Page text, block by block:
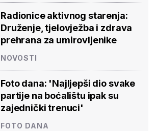
Radionice aktivnog starenja:
Druženje, tjelovježba i zdrava
prehrana za umirovljenike
NOVOSTI
Foto dana: 'Najljepši dio svake
partije na boćalištu ipak su
zajednički trenuci'
FOTO DANA